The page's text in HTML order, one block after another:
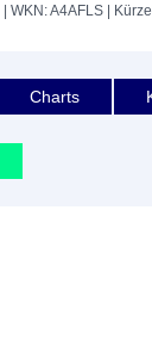
| WKN: A4AFLS |
Charts